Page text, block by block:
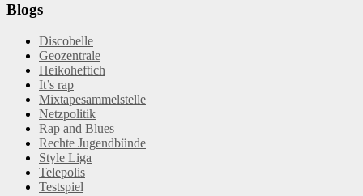
Blogs
Discobelle
Geozentrale
Heikoheftich
It’s rap
Mixtapesammelstelle
Netzpolitik
Rap and Blues
Rechte Jugendbünde
Style Liga
Telepolis
Testspiel